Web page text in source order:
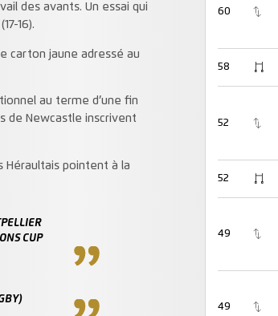
des avants. Un essai qui
16).
carton jaune adressé au
au terme d’une fin
de Newcastle inscrivent
Héraultais pointent à la
CUP
60
58
52
52
49
49